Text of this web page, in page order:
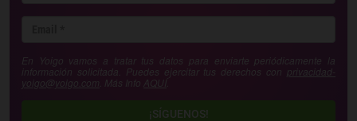
En Yoigo vamos a tratar tus datos para enviarte periódicamente la
información solicitada. Puedes ejercitar tus derechos con privacidad-
yoigo@yoigo.com . Más Info AQUÍ
¡SÍGUENOS!